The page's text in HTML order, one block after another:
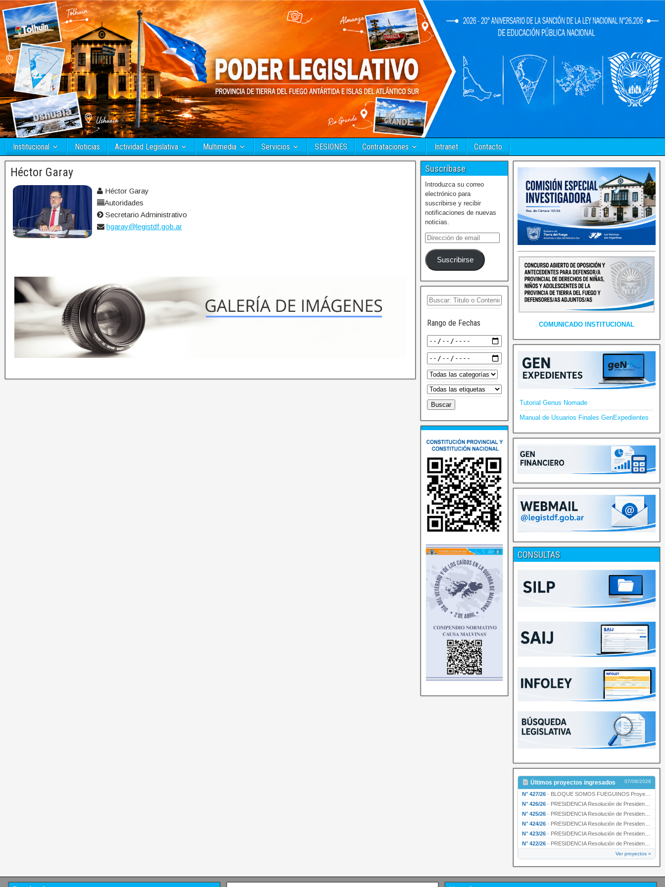
Institucional Noticias Actividad Legislativa Multimedia Servicios SESIONES Contrataciones Intranet Contacto
Héctor Garay
Héctor Garay
Autoridades
Secretario Administrativo
hgaray@legistdf.gob.ar
Suscríbase
Introduzca su correo
electrónico para
suscribirse y recibir
notificaciones de nuevas
noticias.
Suscribirse
Rango de Fechas COMUNICADO INSTITUCIONAL
Tutorial Genus Nomade
Manual de Usuarios Finales GenExpedientes
CONSULTAS
Últimos proyectos ingresados 07/08/2026
N° 427/26 · BLOQUE SOMOS FUEGUINOS Proyecto de Declaración declarando de interés provincial PRESIDENCI…
N° 426/26 · PRESIDENCIA Resolución de Presidencia N° 216/26 declarando de interés provincial la labor …
N° 425/26 · PRESIDENCIA Resolución de Presidencia N° 212/26 declarando de interés provincial el “50° A…
N° 424/26 · PRESIDENCIA Resolución de Presidencia Nº 210/26 declarando de interés provincial el proyec…
N° 423/26 · PRESIDENCIA Resolución de Presidencia Nº 209/26 declarando de interés provincial la presen…
N° 422/26 · PRESIDENCIA Resolución de Presidencia N° 200/26 para su ratificación.
Ver proyectos »